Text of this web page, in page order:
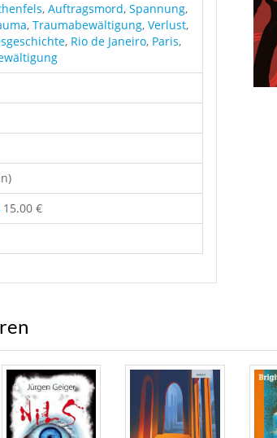
, Auftragsmord, Spannung,
, Traumabewältigung, Verlust,
, Rio de Janeiro, Paris,
15.00 €